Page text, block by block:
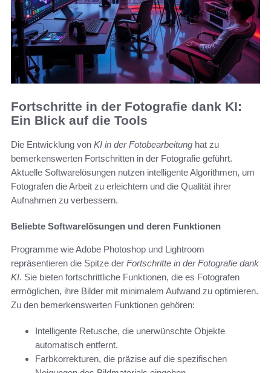
Fortschritte in der Fotografie dank KI:
Ein Blick auf die Tools
Die Entwicklung von KI in der Fotobearbeitung hat zu
bemerkenswerten Fortschritten in der Fotografie geführt.
Aktuelle Softwarelösungen nutzen intelligente Algorithmen, um
Fotografen die Arbeit zu erleichtern und die Qualität ihrer
Aufnahmen zu verbessern.
Beliebte Softwarelösungen und deren Funktionen
Programme wie Adobe Photoshop und Lightroom
repräsentieren die Spitze der Fortschritte in der Fotografie dank
KI. Sie bieten fortschrittliche Funktionen, die es Fotografen
ermöglichen, ihre Bilder mit minimalem Aufwand zu optimieren.
Zu den bemerkenswerten Funktionen gehören:
Intelligente Retusche, die unerwünschte Objekte
automatisch entfernt.
Farbkorrekturen, die präzise auf die spezifischen